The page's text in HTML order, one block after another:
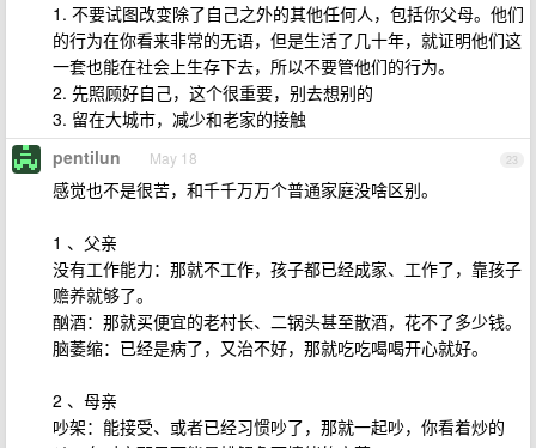
1. 不要试图改变除了自己之外的其他任何人，包括你父母。他们
的行为在你看来非常的无语，但是生活了几十年，就证明他们这
一套也能在社会上生存下去，所以不要管他们的行为。
2. 先照顾好自己，这个很重要，别去想别的
3. 留在大城市，减少和老家的接触
23
pentilun May 18
感觉也不是很苦，和千千万万个普通家庭没啥区别。
1 、父亲
没有工作能力：那就不工作，孩子都已经成家、工作了，靠孩子
赡养就够了。
酗酒：那就买便宜的老村长、二锅头甚至散酒，花不了多少钱。
脑萎缩：已经是病了，又治不好，那就吃吃喝喝开心就好。
2 、母亲
吵架：能接受、或者已经习惯吵了，那就一起吵，你看着炒的